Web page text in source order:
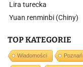
Lira turecka
Yuan renminbi (Chiny)
TOP KATEGORIE
Wiadomości Poznań